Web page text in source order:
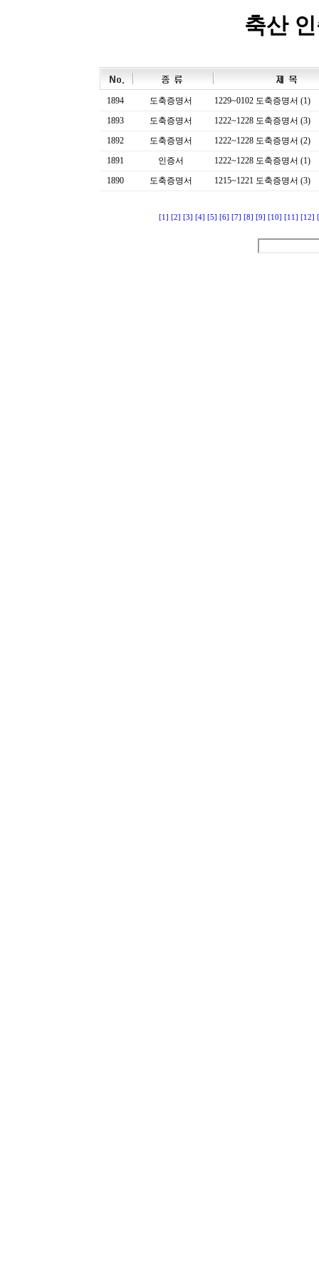
축산
1894 도축증명서
1229~0102 도축증명서 (1)
1893
도축증명서
1222~1228 도축증명서 (3)
1892
도축증명서
1222~1228 도축증명서 (2)
1891
인증서
1222~1228 도축증명서 (1)
1890
도축증명서 1215~1221 도축증명서 (3)
[1] [2] [3] [4] [5] [6] [7] [8] [9] [10] [11] [12]